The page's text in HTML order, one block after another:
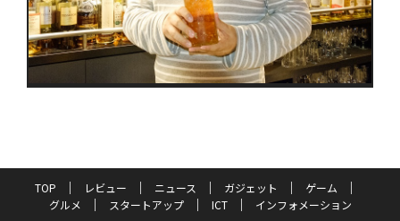
TOP レビュー ニュース ガジェット
ゲーム
グルメ
スタートアップ ICT
インフォメーション